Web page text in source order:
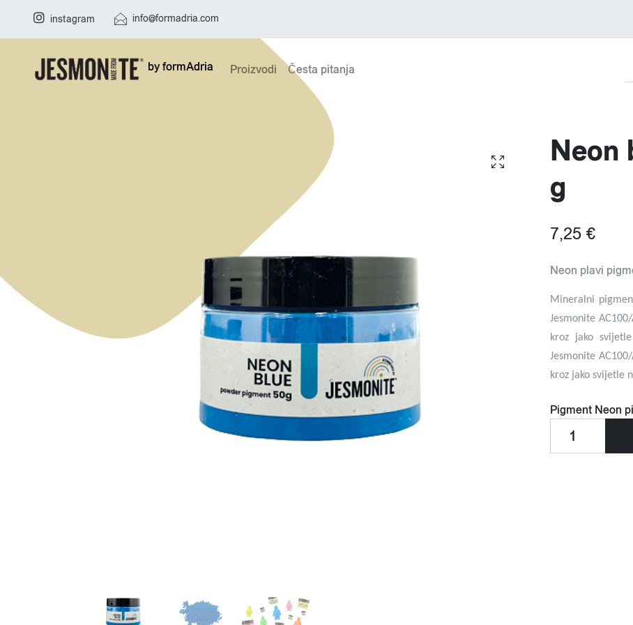
instagram info@formadria.com
by formAdria Proizvodi Česta pitanja
Neon
g
7,25 €
Neon plavi
Mineralni
Jesmonite
kroz jako
Jesmonite
kroz jako svijetle
Pigment Neon